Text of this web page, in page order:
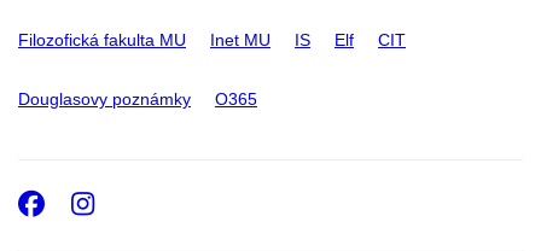
Filozofická fakulta MU Inet MU IS Elf CIT
Douglasovy poznámky O365
Facebook
Instagram